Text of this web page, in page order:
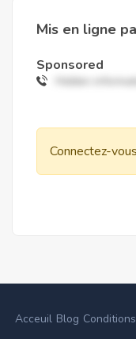
Mis en ligne
Sponsored
Hidden
Connectez-
Acceuil Blog